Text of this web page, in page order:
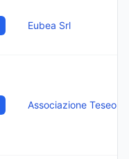
Eubea Srl
Associazione Teseo